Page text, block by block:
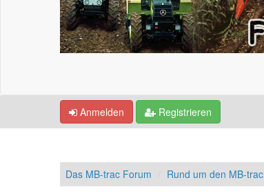
Anmelden Registrieren
Das MB-trac Forum Rund um den MB-trac